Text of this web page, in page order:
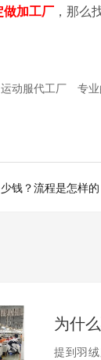
加工厂 ，那么
运动服代工厂 专
钱？流程是怎样的
为什
提到羽